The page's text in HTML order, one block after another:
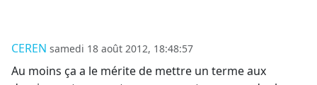
CEREN samedi 18 août 2012, 18:48:57
Au moins ça a le mérite de mettre un terme aux